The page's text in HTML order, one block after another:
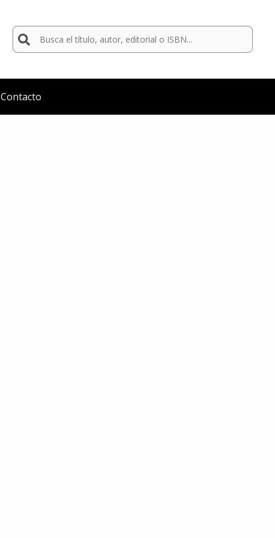
Buscar
por:
Contacto